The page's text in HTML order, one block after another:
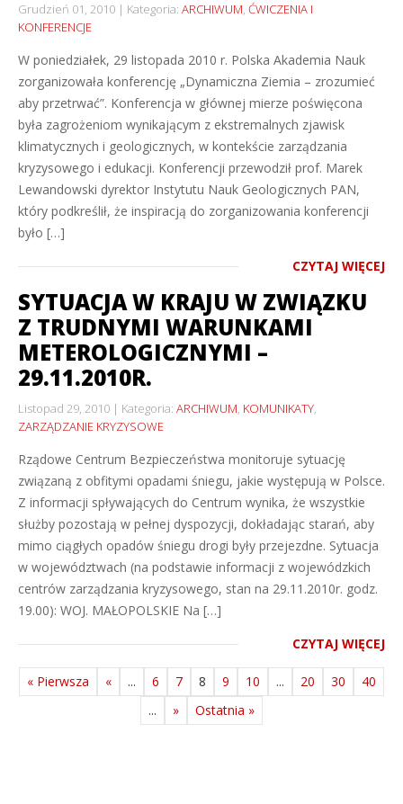
Grudzień 01, 2010 Kategoria: ARCHIWUM, ĆWICZENIA I
KONFERENCJE
W poniedziałek, 29 listopada 2010 r. Polska Akademia Nauk
zorganizowała konferencję „Dynamiczna Ziemia – zrozumieć
aby przetrwać”. Konferencja w głównej mierze poświęcona
była zagrożeniom wynikającym z ekstremalnych zjawisk
klimatycznych i geologicznych, w kontekście zarządzania
kryzysowego i edukacji. Konferencji przewodził prof. Marek
Lewandowski dyrektor Instytutu Nauk Geologicznych PAN,
który podkreślił, że inspiracją do zorganizowania konferencji
było […]
CZYTAJ WIĘCEJ
SYTUACJA W KRAJU W ZWIĄZKU
Z TRUDNYMI WARUNKAMI
METEROLOGICZNYMI –
29.11.2010R.
Listopad 29, 2010 Kategoria: ARCHIWUM, KOMUNIKATY,
ZARZĄDZANIE KRYZYSOWE
Rządowe Centrum Bezpieczeństwa monitoruje sytuację
związaną z obfitymi opadami śniegu, jakie występują w Polsce.
Z informacji spływających do Centrum wynika, że wszystkie
służby pozostają w pełnej dyspozycji, dokładając starań, aby
mimo ciągłych opadów śniegu drogi były przejezdne. Sytuacja
w województwach (na podstawie informacji z wojewódzkich
centrów zarządzania kryzysowego, stan na 29.11.2010r. godz.
19.00): WOJ. MAŁOPOLSKIE Na […]
CZYTAJ WIĘCEJ
« Pierwsza « ... 6 7 8 9 10 ... 20 30
40
...
» Ostatnia »